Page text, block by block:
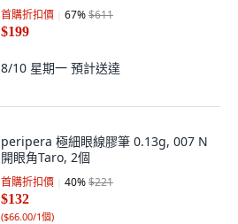
首購折扣價 67%$611
$199
8/10 星期一 預計送達
peripera 極細眼線膠筆 0.13g, 007 N
開眼角Taro, 2個
首購折扣價 40%$221
$132
($66.00/1個)